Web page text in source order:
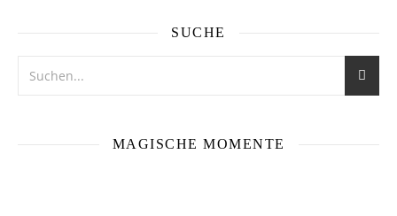
SUCHE
MAGISCHE MOMENTE